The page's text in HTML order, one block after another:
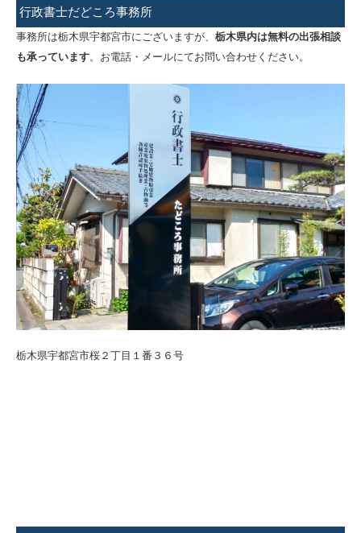
索:
行政書士だどころ事務所
事務所は栃木県宇都宮市にございますが、 栃木県内は無料の出張相談
も承っています。お電話・メールにてお問い合わせください。
栃木県宇都宮市桜２丁目１番３６号